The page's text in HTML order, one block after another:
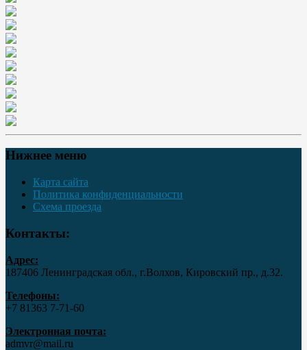
Нижнее меню
Карта сайта
Политика конфиденциальности
Схема проезда
Контакты:
Адрес:
187406 Ленинградская обл., г.Волхов, Кировский пр., д.32.
Телефоны:
+7 81363 7‑71-60
Электронная почта:
admvr@mail.ru